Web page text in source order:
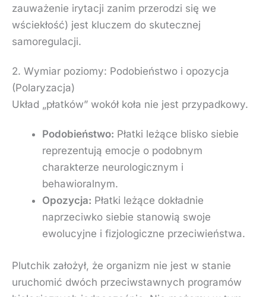
zauważenie irytacji zanim przerodzi się we
wściekłość) jest kluczem do skutecznej
samoregulacji.
2. Wymiar poziomy: Podobieństwo i opozycja
(Polaryzacja)
Układ „płatków” wokół koła nie jest przypadkowy.
Podobieństwo: Płatki leżące blisko siebie
reprezentują emocje o podobnym
charakterze neurologicznym i
behawioralnym.
Opozycja: Płatki leżące dokładnie
naprzeciwko siebie stanowią swoje
ewolucyjne i fizjologiczne przeciwieństwa.
Plutchik założył, że organizm nie jest w stanie
uruchomić dwóch przeciwstawnych programów